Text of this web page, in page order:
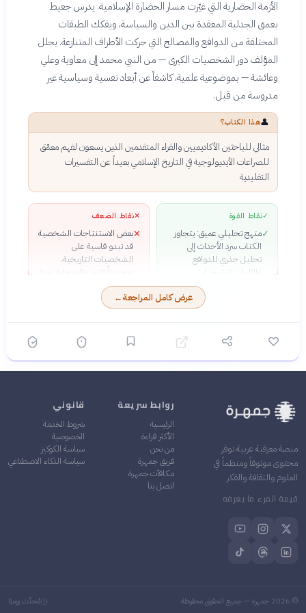
الأزمة الحضارية التي غيّرت مسار الحضارة الإسلامية. يدرس جعيط
بعمق الجدلية المعقدة بين الدين والسياسة، ويفكك الطبقات
المختلفة من الدوافع والمصالح التي حركت الأطراف المتنازعة. يحلل
المؤلف دور الشخصيات الكبرى — من النبي محمد إلى معاوية وعلي
وعائشة — بموضوعية علمية، كاشفاً عن أبعاد نفسية وسياسية غير
مدروسة من قبل.
👤هذا الكتاب؟
مثالي للباحثين الأكاديميين والقراء المتقدمين الذين يسعون لفهم معمّق
للصراعات الأيديولوجية في التاريخ الإسلامي بعيداً عن التفسيرات
التقليدية
✓نقاط القوة
✓منهج تحليلي عميق: يتجاوز
الكتاب سرد الأحداث إلى
تحليل جذري للدوافع
والآليات التاريخية
نزعة نقدية جريئة: لا يتردد
جعيط عن تفنيد الروايات
المشهورة والخوض في قضايا
✓
أسلوب فكري متطور: تندمج
فيه الأدوات الحديثة من علم
الاجتماع والنقد التاريخي
كل جوانب الفتنة من السقيفة
إلى موقعة الجمل وصفين
✕نقاط الضعف
✕بعض الاستنتاجات الشخصية
قد تبدو قاسية على
الشخصيات التاريخية،
وتحديداً النبي والصحابة، مما
قد يثير جدلاً
✕الكتاب يتطلب خلفية تاريخية
جيدة لاستيعاب التفاصيل
عرض كامل المراجعة←
منصة معرفية عربية توفر
محتوى موثوقاً ومنظماً في
العلوم والثقافة والفكر
قيمة المرء ما يعرفه
روابط سريعة
الرئيسية
الأكثر قراءة
من نحن
فريق جمهرة
مكافآت جمهرة
اتصل بنا
قانوني
شروط الخدمة
الخصوصية
سياسة الكوكيز
سياسة الذكاء الاصطناعي
©
2026 جمهرة — جميع الحقوق محفوظة مُحدَّث يوميًا